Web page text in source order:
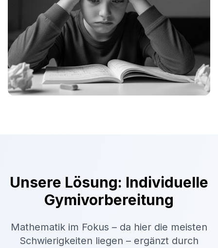
Unsere Lösung: Individuelle
Gymivorbereitung
Mathematik im Fokus – da hier die meisten
Schwierigkeiten liegen – ergänzt durch